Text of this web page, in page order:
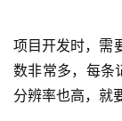
项目开发时，需
数非常多，每条
分辨率也高，就